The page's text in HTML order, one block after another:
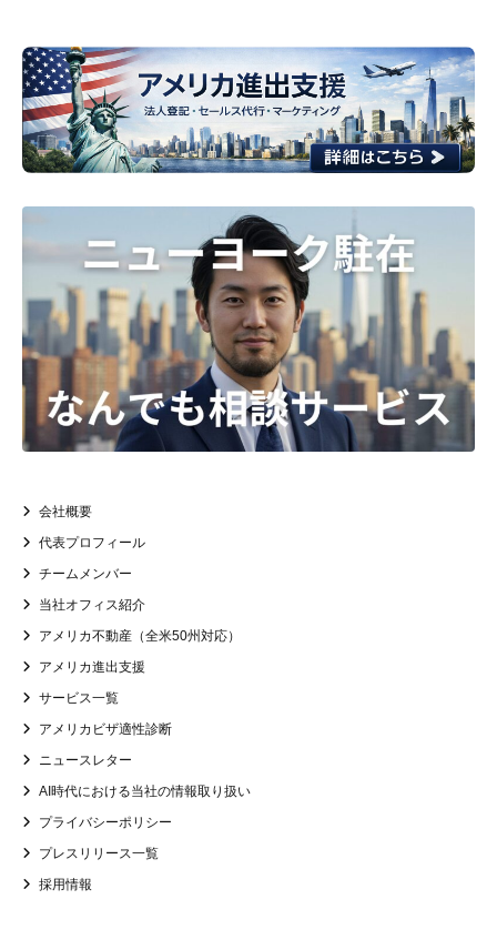
会社概要
代表プロフィール
チームメンバー
当社オフィス紹介
アメリカ不動産（全米50州対応）
アメリカ進出支援
サービス一覧
アメリカビザ適性診断
ニュースレター
AI時代における当社の情報取り扱い
プライバシーポリシー
プレスリリース一覧
採用情報